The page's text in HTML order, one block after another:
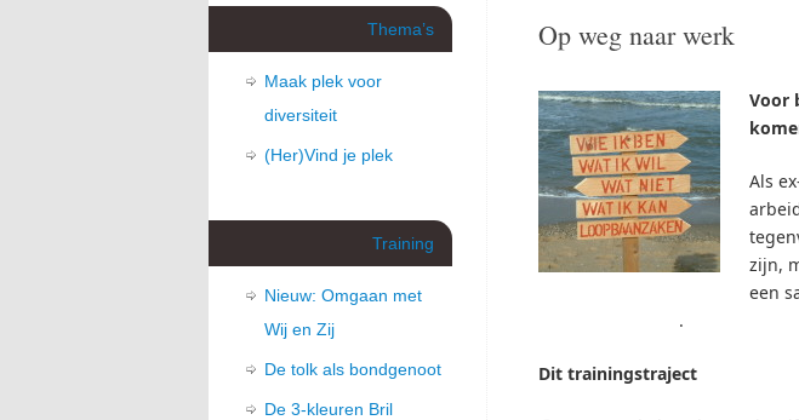
Op weg naar werk
Voor
Als
zijn,
een
.
Dit trainingstraject
Thema’s
Maak plek voor
diversiteit
(Her)Vind je plek
Training
Nieuw: Omgaan met
Wij en Zij
De tolk als bondgenoot
De 3-kleuren Bril